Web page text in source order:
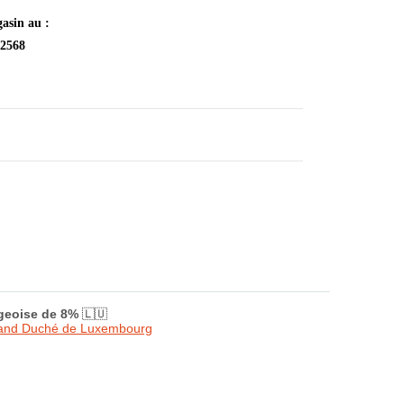
au :
de 8% 🇱🇺
Duché de Luxembourg